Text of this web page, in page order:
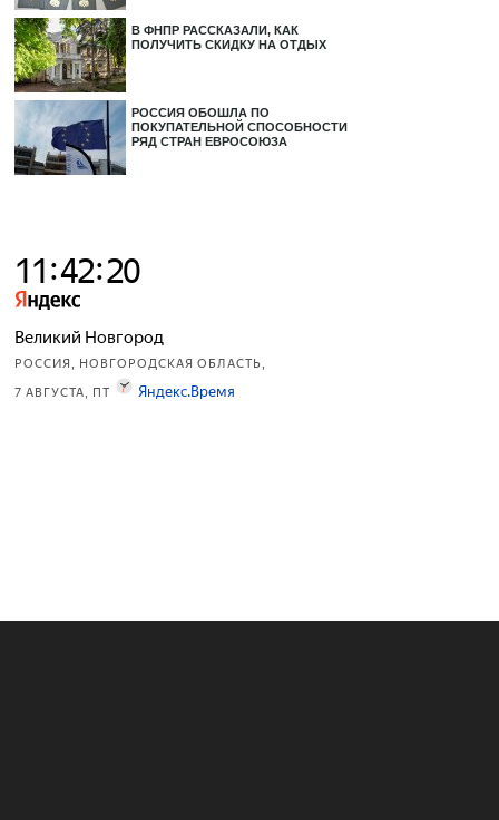
В ФНПР РАССКАЗАЛИ, КАК
ПОЛУЧИТЬ СКИДКУ НА ОТДЫХ
РОССИЯ ОБОШЛА ПО
ПОКУПАТЕЛЬНОЙ СПОСОБНОСТИ
РЯД СТРАН ЕВРОСОЮЗА